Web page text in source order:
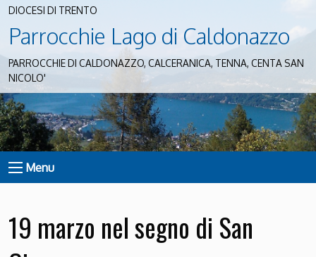
DIOCESI DI TRENTO
Parrocchie Lago di Caldonazzo
PARROCCHIE DI CALDONAZZO, CALCERANICA, TENNA, CENTA SAN
NICOLO'
Menu
19 marzo nel segno di San